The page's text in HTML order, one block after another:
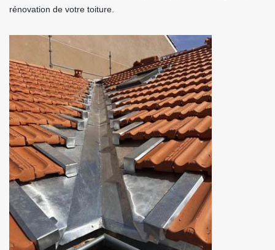
rénovation de votre toiture.